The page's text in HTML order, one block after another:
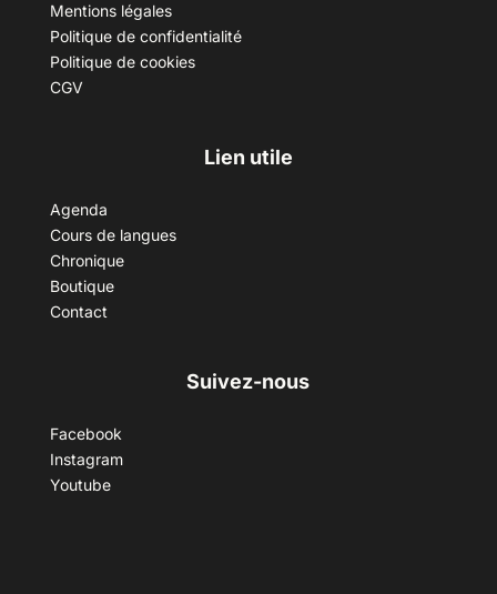
Mentions légales
Politique de confidentialité
Politique de cookies
CGV
Lien utile
Agenda
Cours de langues
Chronique
Boutique
Contact
Suivez-nous
Facebook
Instagram
Youtube